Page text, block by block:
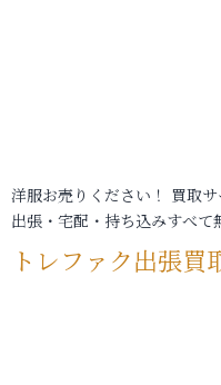
洋服お売りください！ 買取
出張・宅配・持ち込みすべて
トレファク出張買